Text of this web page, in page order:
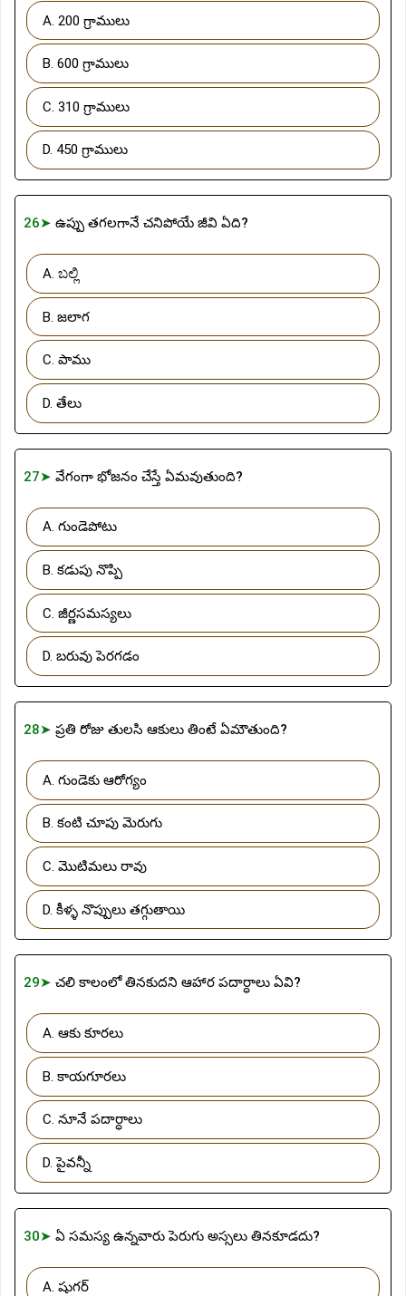
A. 200 గ్రాములు
B. 600 గ్రాములు
C. 310 గ్రాములు
D. 450 గ్రాములు
26➤ ఉప్పు తగలగానే చనిపోయే జీవి ఏది?
A. ಬಲ್ಲಿ
B. జలాగ
C. పాము
D. తేలు
27➤ వేగంగా భోజనం చేస్తే ఏమవుతుంది?
A. గుండెపోటు
B. కడుపు నొప్పి
C. జీర్ణసమస్యలు
D. బరువు పెరగడం
28➤ ప్రతి రోజు తులసి ఆకులు తింటే ఏమౌతుంది?
A. గుండెకు ఆరోగ్యం
B. కంటి చూపు మెరుగు
C. మొటిమలు రావు
D. కీళ్ళ నొప్పులు తగ్గుతాయి
29➤ చలి కాలంలో తినకుదని ఆహార పదార్ధాలు ఏవి?
A. ఆకు కూరలు
B. కాయగూరలు
C. నూనే పదార్ధాలు
D. పైవన్నీ
30➤ ఏ సమస్య ఉన్నవారు పెరుగు అస్సలు తినకూడదు?
A. షుగర్